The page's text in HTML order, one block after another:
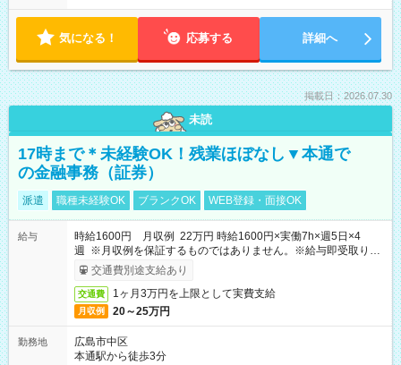
気になる！ 応募する 詳細へ
掲載日：2026.07.30
未読
17時まで＊未経験OK！残業ほぼなし▼本通で
の金融事務（証券）
派遣 職種未経験OK ブランクOK WEB登録・面接OK
給与
時給1600円 月収例 22万円 時給1600円×実働7h×週5日×4
週 ※月収例を保証するものではありません。※給与即受取りサ
ービス利用可（利用条件有）
交通費別途支給あり
交通費 1ヶ月3万円を上限として実費支給
月収例 20～25万円
勤務地
広島市中区
本通駅から徒歩3分